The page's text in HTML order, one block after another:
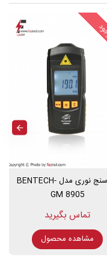
دورسنج نوری مدل BENTECH-
GM 8905
مشاهده محصول